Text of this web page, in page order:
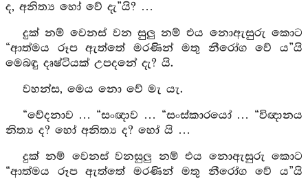
ද, අනිත්‍ය හෝ වේ දැ”යි? …
දුක් නම් වෙනස් වන සුලු නම් එය නොඇසුරු කොට
“ආත්මය රූප ඇත්තේ මරණින් මතු නීරෝග වේ ය”යි
මෙබඳු දෘෂ්ටියක් උපදනේ දැ? යි.
වහන්ස, මෙය නො වේ මැ යැ.
“වේදනාව … “සංඥාව … “සංස්කාරයෝ … “විඥානය
නිත්‍ය ද? හෝ අනිත්‍ය ද? හෝ යි …
දුක් නම් වෙනස් වනසුලු නම් එය නොඇසුරු කොට
“ආත්මය රූප ඇත්තේ මරණින් මතු නීරෝග වේ ය”යි